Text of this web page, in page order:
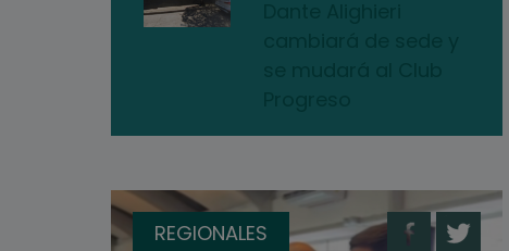
REGIONALES